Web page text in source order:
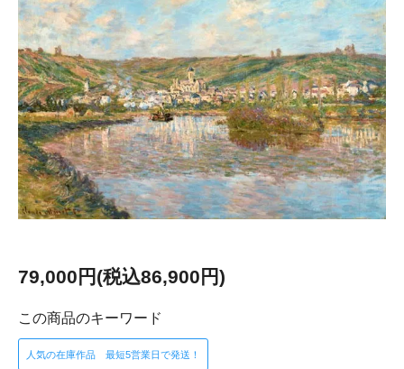
79,000円(税込86,900円)
この商品のキーワード
人気の在庫作品 最短5営業日で発送！